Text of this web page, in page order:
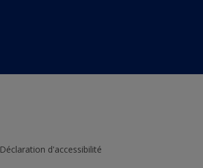
Déclaration d'accessibilité